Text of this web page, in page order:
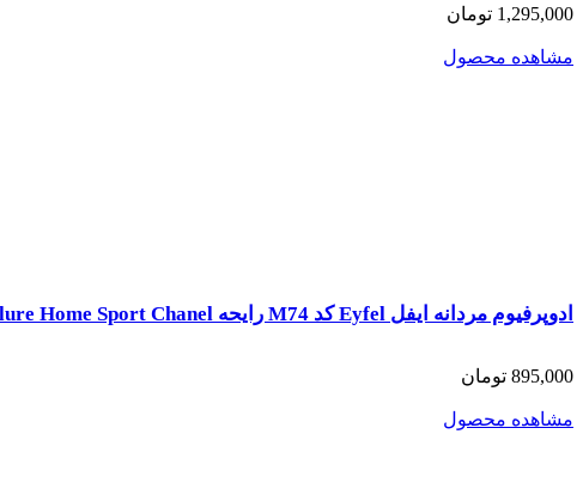
1,295,000 تومان
مشاهده محصول
ادوپرفیوم مردانه ایفل Eyfel کد M74 رایحه Allure Home Sport Chanel
895,000 تومان
مشاهده محصول